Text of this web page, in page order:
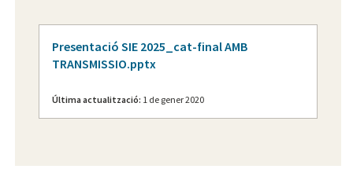
Presentació SIE 2025_cat-final AMB
TRANSMISSIO.pptx
Última actualització: 1 de gener 2020